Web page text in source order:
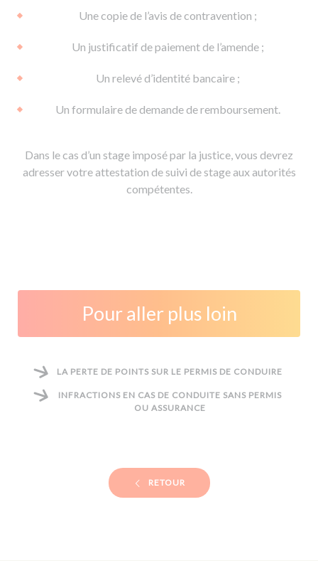
Une copie de l’avis de contravention ;
Un justificatif de paiement de l’amende ;
Un relevé d’identité bancaire ;
Un formulaire de demande de remboursement.
Dans le cas d’un stage imposé par la justice, vous devrez
adresser votre attestation de suivi de stage aux autorités
compétentes.
Pour aller plus loin
LA PERTE DE POINTS SUR LE PERMIS DE CONDUIRE
INFRACTIONS EN CAS DE CONDUITE SANS PERMIS
OU ASSURANCE
RETOUR